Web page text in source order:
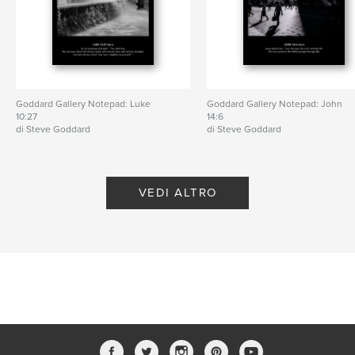
Goddard Gallery Notepad: Luke
10:27
di Steve Goddard
Goddard Gallery Notepad: John
14:6
di Steve Goddard
VEDI ALTRO